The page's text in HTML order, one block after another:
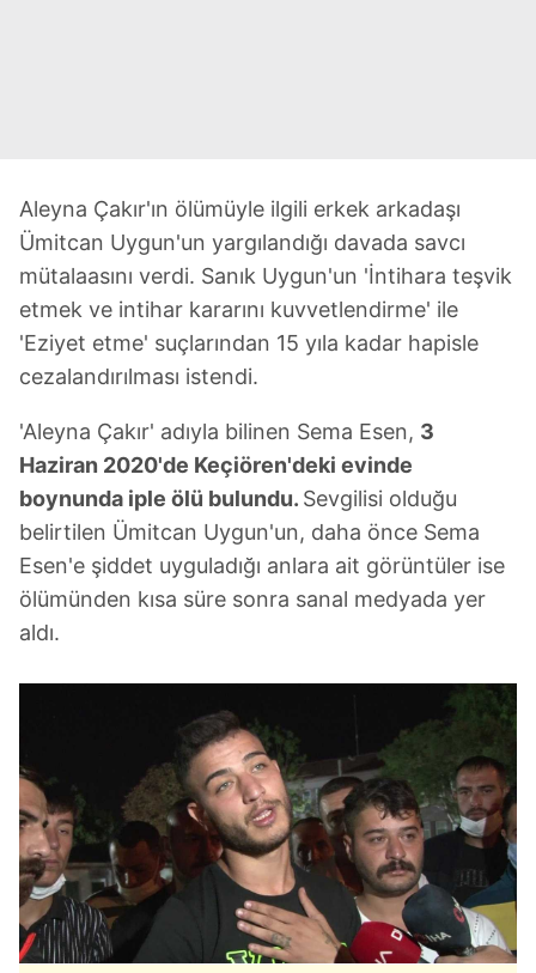
Aleyna Çakır'ın ölümüyle ilgili erkek arkadaşı
Ümitcan Uygun'un yargılandığı davada savcı
mütalaasını verdi. Sanık Uygun'un 'İntihara teşvik
etmek ve intihar kararını kuvvetlendirme' ile
'Eziyet etme' suçlarından 15 yıla kadar hapisle
cezalandırılması istendi.
'Aleyna Çakır' adıyla bilinen Sema Esen, 3
Haziran 2020'de Keçiören'deki evinde
boynunda iple ölü bulundu. Sevgilisi olduğu
belirtilen Ümitcan Uygun'un, daha önce Sema
Esen'e şiddet uyguladığı anlara ait görüntüler ise
ölümünden kısa süre sonra sanal medyada yer
aldı.